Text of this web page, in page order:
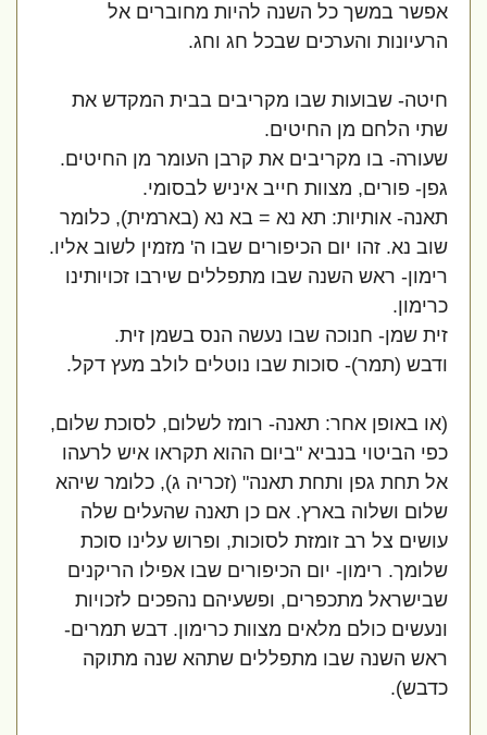
אפשר במשך כל השנה להיות מחוברים אל
הרעיונות והערכים שבכל חג וחג.
חיטה- שבועות שבו מקריבים בבית המקדש את
שתי הלחם מן החיטים.
שעורה- בו מקריבים את קרבן העומר מן החיטים.
גפן- פורים, מצוות חייב איניש לבסומי.
תאנה- אותיות: תא נא = בא נא (בארמית), כלומר
שוב נא. זהו יום הכיפורים שבו ה' מזמין לשוב אליו.
רימון- ראש השנה שבו מתפללים שירבו זכויותינו
כרימון.
זית שמן- חנוכה שבו נעשה הנס בשמן זית.
ודבש (תמר)- סוכות שבו נוטלים לולב מעץ דקל.
(או באופן אחר:תאנה- רומז לשלום, לסוכת שלום,
כפי הביטוי בנביא "ביום ההוא תקראו איש לרעהו
אל תחת גפן ותחת תאנה" (זכריה ג), כלומר שיהא
שלום ושלוה בארץ. אם כן תאנה שהעלים שלה
עושים צל רב זומזת לסוכות, ופרוש עלינו סוכת
שלומך.רימון- יום הכיפורים שבו אפילו הריקנים
שבישראל מתכפרים, ופשעיהם נהפכים לזכויות
ונעשים כולם מלאים מצוות כרימון. דבש תמרים-
ראש השנה שבו מתפללים שתהא שנה מתוקה
כדבש).